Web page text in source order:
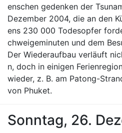
enschen gedenken der
Dezember 2004, die an den
ens 230 000 Todesopfer
chweigeminuten und dem
Der Wiederaufbau verläuft
n, doch in einigen
wieder, z. B. am Patong-
von Phuket.
Sonntag, 26.